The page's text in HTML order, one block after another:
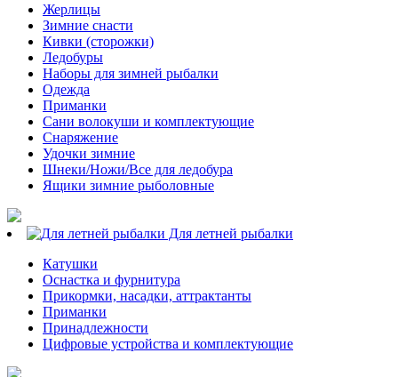
Жерлицы
Зимние снасти
Кивки (сторожки)
Ледобуры
Наборы для зимней рыбалки
Одежда
Приманки
Сани волокуши и комплектующие
Снаряжение
Удочки зимние
Шнеки/Ножи/Все для ледобура
Ящики зимние рыболовные
Для летней рыбалки
Катушки
Оснастка и фурнитура
Прикормки, насадки, аттрактанты
Приманки
Принадлежности
Цифровые устройства и комплектующие